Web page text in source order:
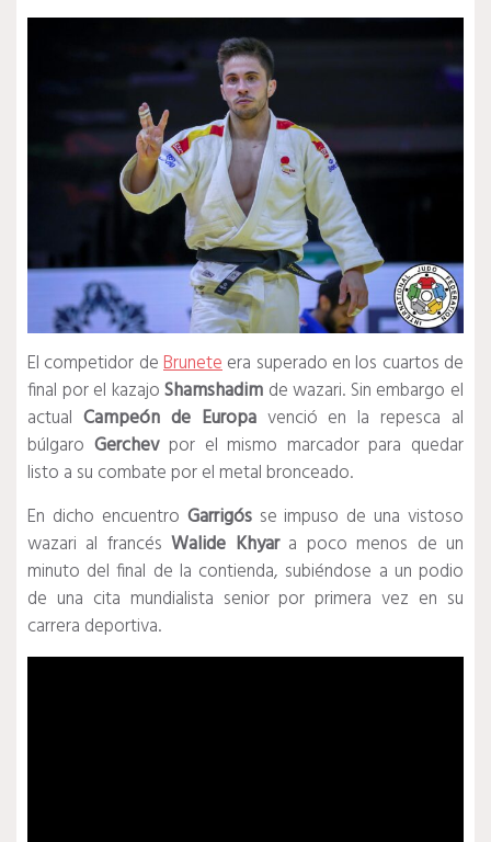
El competidor deBruneteera superado en los cuartos de
final por el kazajoShamshadim de wazari. Sin embargo el
actual Campeón de Europavenció en la repesca al
búlgaro Gerchevpor el mismo marcador para quedar
listo a su combate por el metal bronceado.
En dicho encuentro Garrigósse impuso de una vistoso
wazari al francésWalide Khyara poco menos de un
minuto del final de la contienda, subiéndose a un podio
de una cita mundialista senior por primera vez en su
carrera deportiva.